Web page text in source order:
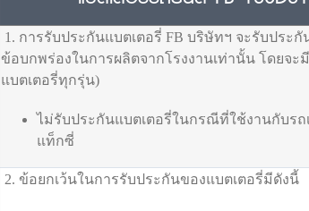
1. การรับประกันแบตเตอรี่ FB บริษัทฯ จะรับประ
ข้อบกพร่องในการผลิตจากโรงงานเท่านั้น โดยจะ
แบตเตอรี่ทุกรุ่น)
ไม่รับประกันแบตเตอรี่ในกรณีที่ใช้งานกับร
แท็กซี่
2. ข้อยกเว้นในการรับประกันของแบตเตอรี่มีดังนี้